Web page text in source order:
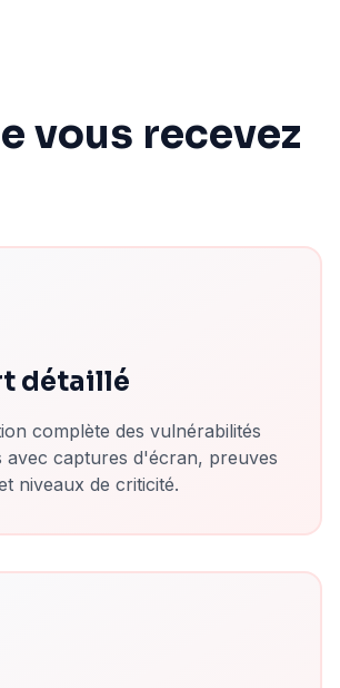
vous recevez
détaillé
complète des vulnérabilités
avec captures d'écran, preuves
niveaux de criticité.